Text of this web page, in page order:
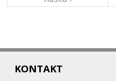
KONTAKT